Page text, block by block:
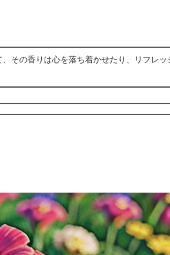
その香りは心を落ち着かせたり、リフレ